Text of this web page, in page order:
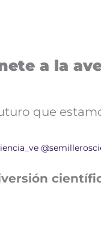
a la
que